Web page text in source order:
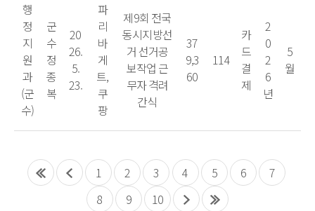
행
정
지
원
과
(군
수)
군
수
정
종
복
20
26.
5.
23.
파
리
바
게
트,
쿠
팡
제9회 전국
동시지방선
거 선거공
보작업 근
무자 격려
간식
37
9,3
60
114
카
드
결
제
2
0
2
6
년
5
월
1 2 3 4 5 6
7
8
9 10